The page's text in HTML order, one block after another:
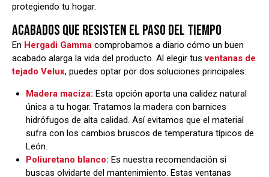
protegiendo tu hogar.
ACABADOS QUE RESISTEN EL PASO DEL TIEMPO
En Hergadi Gamma comprobamos a diario cómo un buen
acabado alarga la vida del producto. Al elegir tusventanas de
tejado Velux, puedes optar por dos soluciones principales:
Madera maciza: Esta opción aporta una calidez natural
única a tu hogar. Tratamos la madera con barnices
hidrófugos de alta calidad. Así evitamos que el material
sufra con los cambios bruscos de temperatura típicos de
León.
Poliuretano blanco: Es nuestra recomendación si
buscas olvidarte del mantenimiento. Estas ventanas